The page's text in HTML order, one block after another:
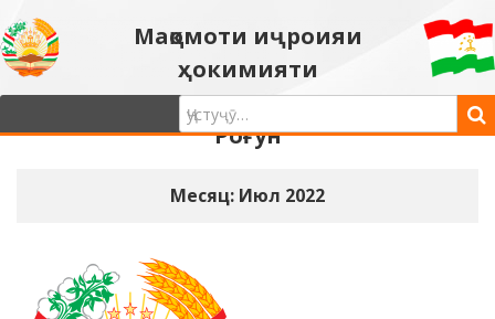
Мақомоти иҷроияи
ҳокимияти
давлатии шаҳри
Роғун
Месяц: Июл 2022